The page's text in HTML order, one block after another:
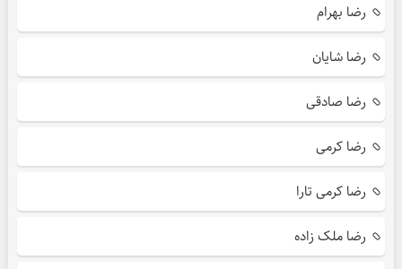
رضا بهرام
رضا شایان
رضا صادقی
رضا کرمی
رضا کرمی تارا
رضا ملک زاده